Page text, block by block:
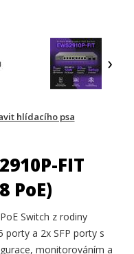
›
hlídacího psa
FIT
PoE)
Switch z rodiny
porty a 2x SFP porty s
monitorováním a